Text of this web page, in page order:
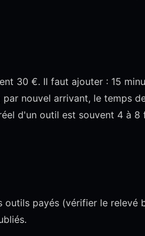
30 €. Il faut ajouter : 15
nouvel arrivant, le temps
d'un outil est souvent 4 à 8
outils payés (vérifier le relevé